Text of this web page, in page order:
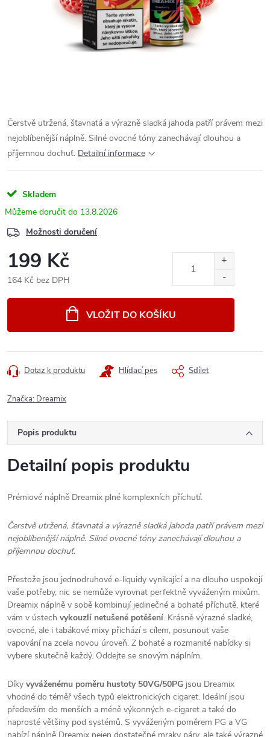
Čerstvě utržená, šťavnatá a výrazně sladká jahoda patří právem mezi
nejoblíbenější náplně. Silné ovocné tóny zanechávají dlouhou a
příjemnou dochuť. Detailní informace
Skladem
13.8.2026
Možnosti doručení
199 Kč
164 Kč bez DPH
VLOŽIT DO KOŠÍKU
Dotaz k produktu Hlídací pes Sdílet
Značka: Dreamix
Popis produktu
Detailní popis produktu
Prémiové náplně Dreamix plné komplexních příchutí.
Čerstvě utržená, šťavnatá a výrazně sladká jahoda patří právem mezi
nejoblíbenější náplně. Silné ovocné tóny zanechávají dlouhou a
příjemnou dochuť.
Přestože jsou jednodruhové e-liquidy vynikající a na dlouho uspokojí
vaše potřeby, nic se nemůže vyrovnat perfektně vyváženým mixům.
Dreamix náplně v sobě kombinují jedinečné a bohaté příchutě, které
vám v ústech vykouzlí netušené potěšení. Krásně výrazné sladké,
ovocné, ale i tabákové mixy přichází s cílem, posunout vaše
vapování na zcela novou úroveň. Z bohaté a rozmanité nabídky si
vybere skutečně každý. Oddejte se snovým náplním.
Díky vyváženému poměru hustoty 50VG/50PG jsou Dreamix
vhodné do téměř všech typů elektronických cigaret. Ideální jsou
především do menších a méně výkonných e-cigaret a také do
naprosté většiny pod systémů. S vyváženým poměrem PG a VG